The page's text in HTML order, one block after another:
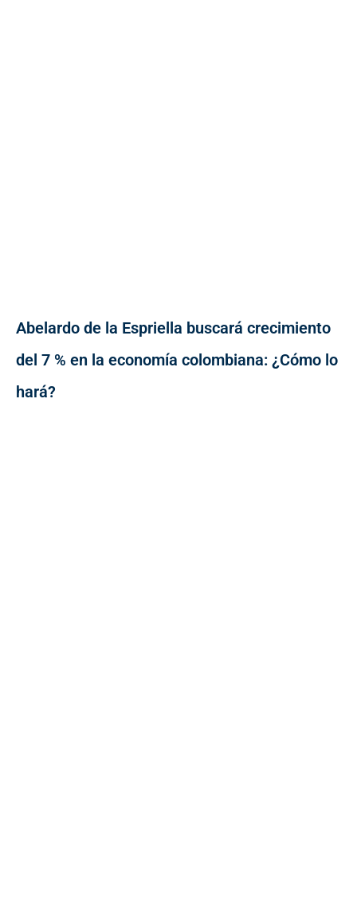
Abelardo de la Espriella buscará crecimiento
del 7 % en la economía colombiana: ¿Cómo lo
hará?